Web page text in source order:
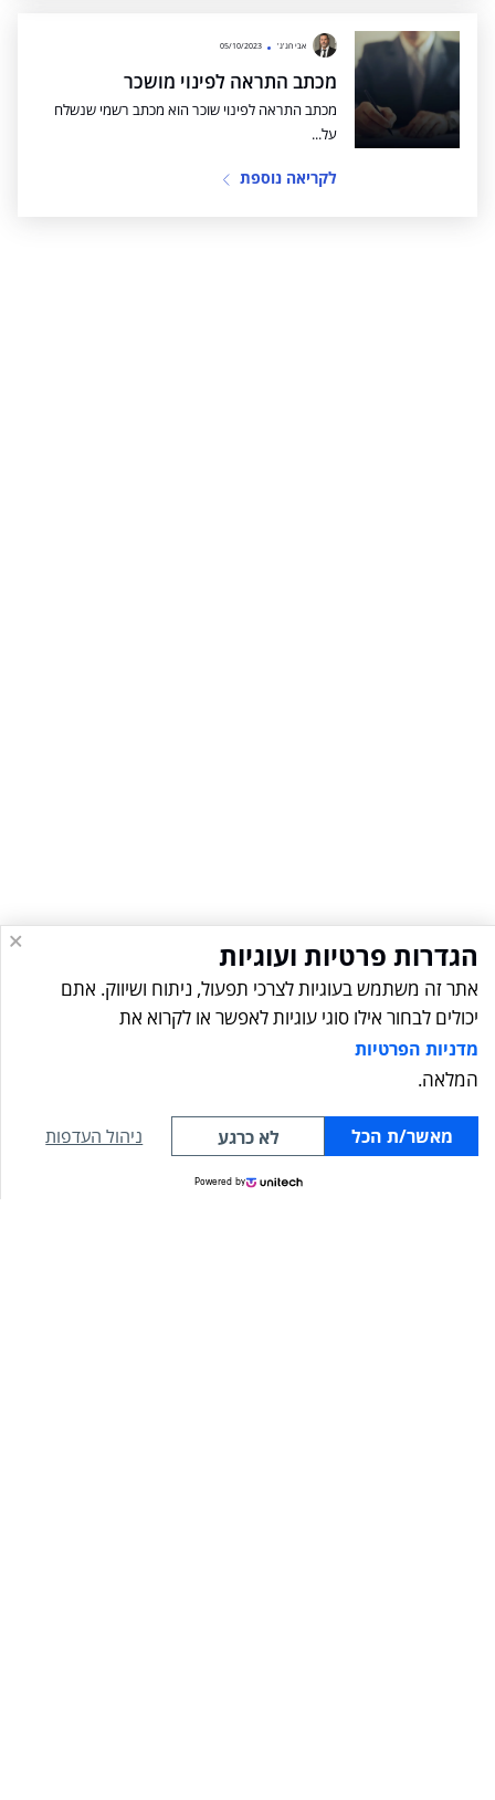
אבי חג'ג' 05/10/2023
מכתב התראה לפינוי מושכר
מכתב התראה לפינוי שוכר הוא מכתב רשמי שנשלח
על...
לקריאה נוספת
פרטי התקשרות
ניווט מהיר
לייעוץ ראשוני
הגדרות פרטיות ועוגיות
אתר זה משתמש בעוגיות לצרכי תפעול, ניתוח ושיווק. אתם
יכולים לבחור אילו סוגי עוגיות לאפשר או לקרוא את
מדניות הפרטיות
המלאה.
ניהול העדפות לא כרגע מאשר/ת הכל
Powered by